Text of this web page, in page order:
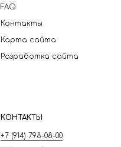
FAQ
Контакты
Карта сайта
Разработка сайта
КОНТАКТЫ
+7 (914) 798-08-00